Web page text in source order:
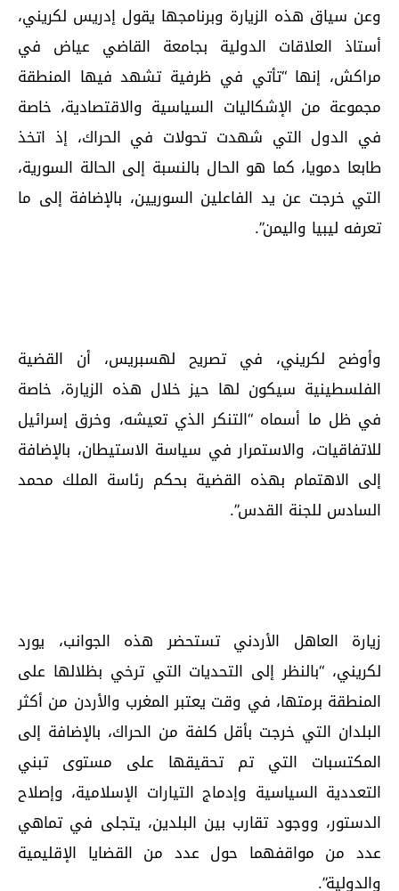
وعن سياق هذه الزيارة وبرنامجها يقول إدريس لكريني،
أستاذ العلاقات الدولية بجامعة القاضي عياض في
مراكش، إنها “تأتي في ظرفية تشهد فيها المنطقة
مجموعة من الإشكاليات السياسية والاقتصادية، خاصة
في الدول التي شهدت تحولات في الحراك، إذ اتخذ
طابعا دمويا، كما هو الحال بالنسبة إلى الحالة السورية،
التي خرجت عن يد الفاعلين السوريين، بالإضافة إلى ما
تعرفه ليبيا واليمن”.
وأوضح لكريني، في تصريح لهسبريس، أن القضية
الفلسطينية سيكون لها حيز خلال هذه الزيارة، خاصة
في ظل ما أسماه “التنكر الذي تعيشه، وخرق إسرائيل
للاتفاقيات، والاستمرار في سياسة الاستيطان، بالإضافة
إلى الاهتمام بهذه القضية بحكم رئاسة الملك محمد
السادس للجنة القدس”.
زيارة العاهل الأردني تستحضر هذه الجوانب، يورد
لكريني، “بالنظر إلى التحديات التي ترخي بظلالها على
المنطقة برمتها، في وقت يعتبر المغرب والأردن من أكثر
البلدان التي خرجت بأقل كلفة من الحراك، بالإضافة إلى
المكتسبات التي تم تحقيقها على مستوى تبني
التعددية السياسية وإدماج التيارات الإسلامية، وإصلاح
الدستور، ووجود تقارب بين البلدين، يتجلى في تماهي
عدد من مواقفهما حول عدد من القضايا الإقليمية
والدولية”.